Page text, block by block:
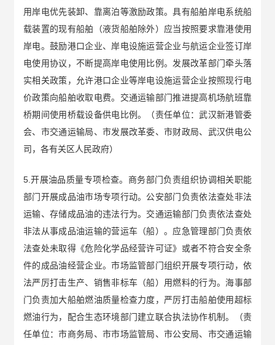
用岸电优先装卸、靠离泊等激励政策。具有船舶岸电系统船
载装置的现有船舶（液货船舶除外）应当按照要求靠港使用
岸电。鼓励港口企业、岸电设施运营企业与航运企业签订岸
电使用协议，不断提高岸电使用比例。发展改革部门牵头落
实相关政策，允许港口企业等岸电设施运营企业按照现行电
价政策向船舶收取电费。交通运输部门推进提高机场航班靠
桥期间使用桥载设备供电比例。（责任单位：武汉新港管委
会、市交通运输局、市发展改革委、市财政局、武汉供电公
司，各有关区人民政府）
5.开展油品质量专项检查。商务部门负责组织协调相关职能
部门开展成品油市场专项行动。公安部门负责依法查处非法
运输、存储成品油的违法行为。交通运输部门负责依法查处
非法从事成品油运输的营运车（船）。应急管理部门负责依
法查处未取得《危险化学品经营许可证》或者不符合安全条
件的成品油经营企业。市场监管部门组织开展专项行动，依
法严厉打击生产、销售非标车（船）用燃料的行为。海事部
门负责加大船舶燃油质量检查力度，严厉打击船舶使用超标
燃油行为，配合生态环境部门建立联合执法协作机制。（责
任单位：市商务局、市市场监管局、市公安局、市交通运输